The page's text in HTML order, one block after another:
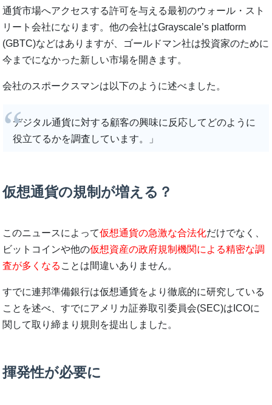
通貨市場へアクセスする許可を与える最初のウォール・スト
リート会社になります。他の会社はGrayscale’s platform
(GBTC)などはありますが、ゴールドマン社は投資家のために
今までになかった新しい市場を開きます。
会社のスポークスマンは以下のように述べました。
デジタル通貨に対する顧客の興味に反応してどのように
役立てるかを調査しています。」
仮想通貨の規制が増える？
このニュースによって仮想通貨の急激な合法化だけでなく、
ビットコインや他の仮想資産の政府規制機関による精密な調
査が多くなる ことは間違いありません。
すでに連邦準備銀行は仮想通貨をより徹底的に研究している
ことを述べ、すでにアメリカ証券取引委員会(SEC)はICOに
関して取り締まり規則を提出しました。
揮発性が必要に